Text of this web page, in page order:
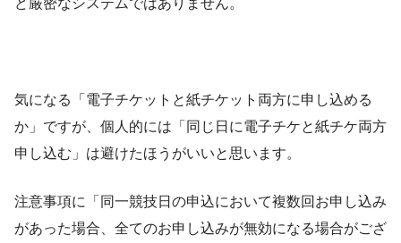
ど厳密なシステムではありません。
気になる「電子チケットと紙チケット両方に申し込める
か」ですが、個人的には「同じ日に電子チケと紙チケ両方
申し込む」は避けたほうがいいと思います。
注意事項に「同一競技日の申込において複数回お申し込み
があった場合、全てのお申し込みが無効になる場合がござ